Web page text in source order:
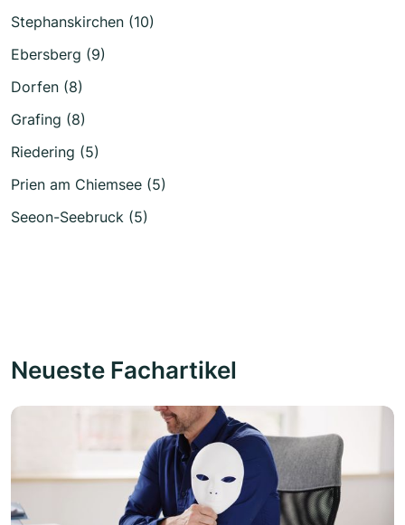
Stephanskirchen (10)
Ebersberg (9)
Dorfen (8)
Grafing (8)
Riedering (5)
Prien am Chiemsee (5)
Seeon-Seebruck (5)
Neueste Fachartikel